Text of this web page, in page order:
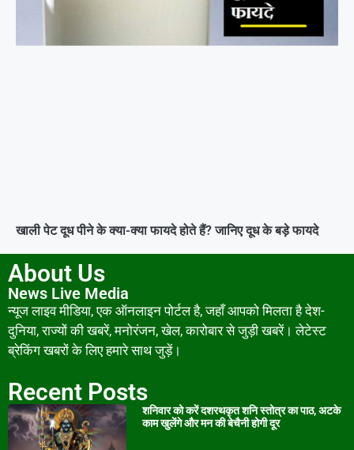
खाली पेट दूध पीने के क्या-क्या फायदे होते हैं? जानिए दूध के बड़े फायदे
About Us
News Live Media
न्यूज लाइव मीडिया, एक ऑनलाइन पोर्टल है, जहाँ आपको मिलता है देश-
दुनिया, राज्यों की खबरें, मनोरंजन, खेल, कारोबार से जुड़ी खबरें। लेटेस्ट
ब्रेकिंग खबरों के लिए हमारे साथ जुड़ें।
Recent Posts
शनिवार को करें दशरथकृत शनि स्तोत्र का पाठ, अटके
काम खुलेंगे और मन की बेचैनी होगी दूर